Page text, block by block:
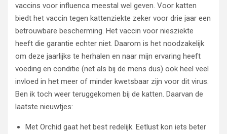
vaccins voor influenca meestal wel geven. Voor katten
biedt het vaccin tegen kattenziekte zeker voor drie jaar een
betrouwbare bescherming. Het vaccin voor niesziekte
heeft die garantie echter niet. Daarom is het noodzakelijk
om deze jaarlijks te herhalen en naar mijn ervaring heeft
voeding en conditie (net als bij de mens dus) ook heel veel
invloed in het meer of minder kwetsbaar zijn voor dit virus.
Ben ik toch weer teruggekomen bij de katten. Daarvan de
laatste nieuwtjes:
Met Orchid gaat het best redelijk. Eetlust kon iets beter